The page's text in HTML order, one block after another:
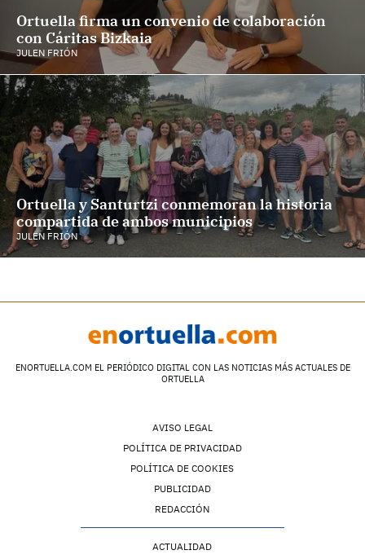
Ortuella firma un convenio de colaboración
con Cáritas Bizkaia
JULEN FRIÓN
Ortuella y Santurtzi conmemoran la historia
compartida de ambos municipios
JULEN FRIÓN
ENORTUELLA.COM EL PERIÓDICO DIGITAL CON LAS NOTICIAS MÁS ACTUALES DE
ORTUELLA
AVISO LEGAL
POLÍTICA DE PRIVACIDAD
POLÍTICA DE COOKIES
PUBLICIDAD
REDACCIÓN
ACTUALIDAD